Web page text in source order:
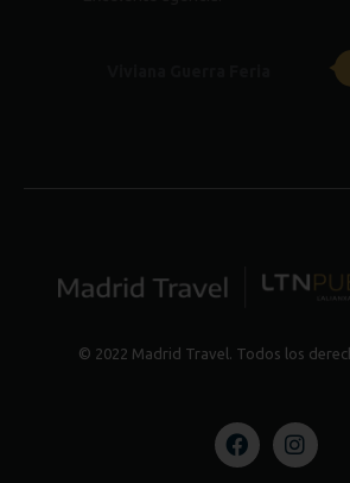
© 2022 Madrid Travel. Todos los